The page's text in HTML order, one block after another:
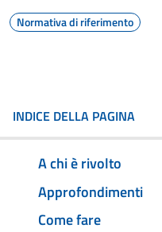
Normativa di riferimento
INDICE DELLA PAGINA
A chi è rivolto
Approfondimenti
Come fare